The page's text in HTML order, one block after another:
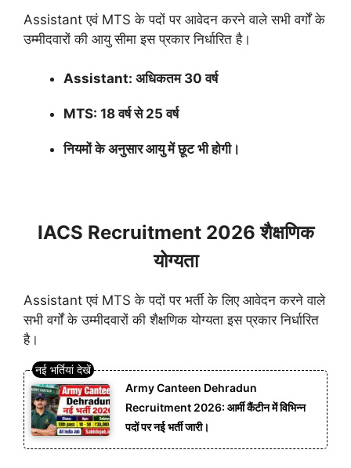
Assistant एवं MTS के पदों पर आवेदन करने वाले सभी वर्गों के
उम्मीदवारों की आयु सीमा इस प्रकार निर्धारित है।
Assistant: अधिकतम 30 वर्ष
MTS: 18 वर्ष से 25 वर्ष
नियमों के अनुसार आयु में छूट भी होगी।
IACS Recruitment 2026 शैक्षणिक
योग्यता
Assistant एवं MTS के पदों पर भर्ती के लिए आवेदन करने वाले
सभी वर्गों के उम्मीदवारों की शैक्षणिक योग्यता इस प्रकार निर्धारित
है।
Army Canteen Dehradun
Recruitment 2026: आर्मी कैंटीन में विभिन्न
पदों पर नई भर्ती जारी।